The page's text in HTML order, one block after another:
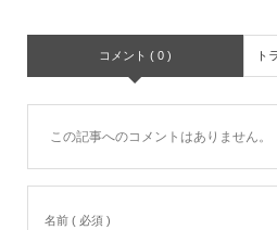
コメント ( 0 ) ト
この記事へのコメントはありません。
名前 ( 必須 )